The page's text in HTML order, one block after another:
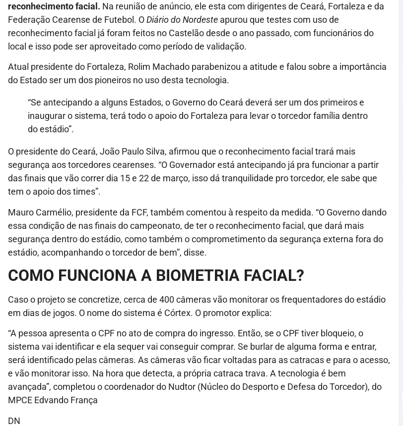
reconhecimento facial. Na reunião de anúncio, ele esta com dirigentes de Ceará, Fortaleza e da
Federação Cearense de Futebol. ODiário do Nordeste apurou que testes com uso de
reconhecimento facial já foram feitos no Castelão desde o ano passado, com funcionários do
local e isso pode ser aproveitado como período de validação.
Atual presidente do Fortaleza, Rolim Machado parabenizou a atitude e falou sobre a importância
do Estado ser um dos pioneiros no uso desta tecnologia.
“Se antecipando a alguns Estados, o Governo do Ceará deverá ser um dos primeiros e
inaugurar o sistema, terá todo o apoio do Fortaleza para levar o torcedor família dentro
do estádio”.
O presidente do Ceará, João Paulo Silva, afirmou que o reconhecimento facial trará mais
segurança aos torcedores cearenses. “O Governador está antecipando já pra funcionar a partir
das finais que vão correr dia 15 e 22 de março, isso dá tranquilidade pro torcedor, ele sabe que
tem o apoio dos times”.
Mauro Carmélio, presidente da FCF, também comentou à respeito da medida. “O Governo dando
essa condição de nas finais do campeonato, de ter o reconhecimento facial, que dará mais
segurança dentro do estádio, como também o comprometimento da segurança externa fora do
estádio, acompanhando o torcedor de bem”, disse.
COMO FUNCIONA A BIOMETRIA FACIAL?
Caso o projeto se concretize, cerca de 400 câmeras vão monitorar os frequentadores do estádio
em dias de jogos. O nome do sistema é Córtex. O promotor explica:
“A pessoa apresenta o CPF no ato de compra do ingresso. Então, se o CPF tiver bloqueio, o
sistema vai identificar e ela sequer vai conseguir comprar. Se burlar de alguma forma e entrar,
será identificado pelas câmeras. As câmeras vão ficar voltadas para as catracas e para o acesso,
e vão monitorar isso. Na hora que detecta, a própria catraca trava. A tecnologia é bem
avançada”, completou o coordenador do Nudtor (Núcleo do Desporto e Defesa do Torcedor), do
MPCE Edvando França
DN